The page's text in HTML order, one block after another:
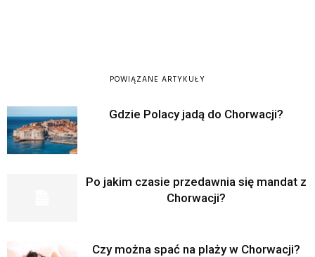
POWIĄZANE ARTYKUŁY
Gdzie Polacy jadą do Chorwacji?
Po jakim czasie przedawnia się mandat z
Chorwacji?
Czy można spać na plaży w Chorwacji?